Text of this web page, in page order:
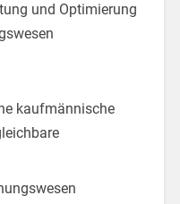
und Optimierung
kaufmännische